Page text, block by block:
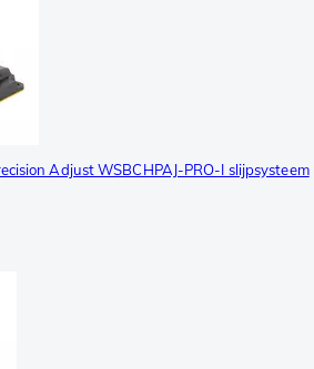
Adjust WSBCHPAJ-PRO-I slijpsysteem